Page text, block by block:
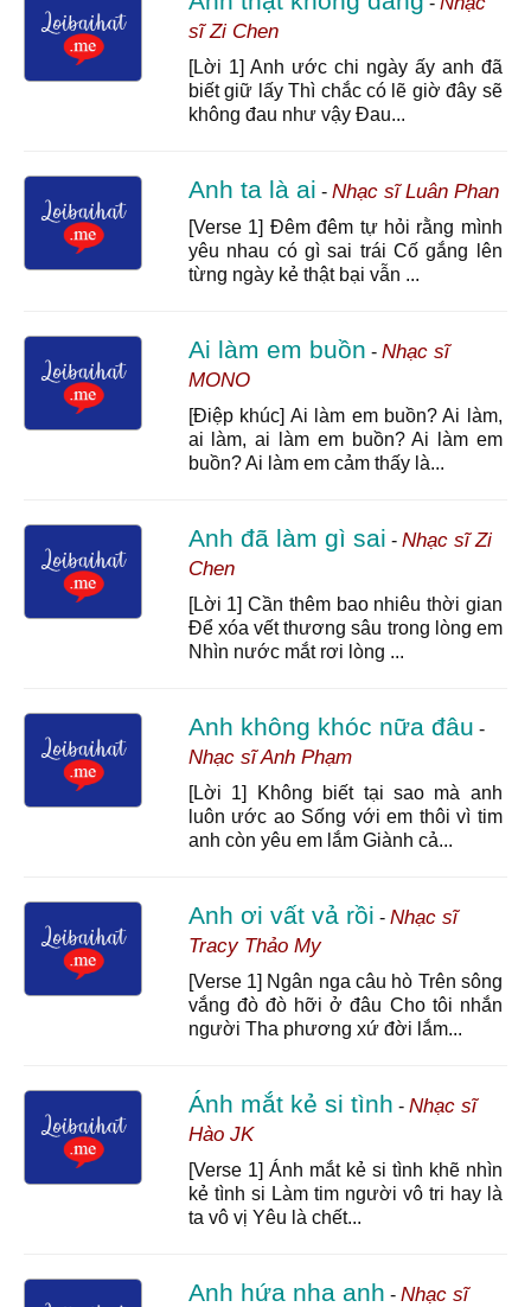
sĩ Zi Chen
[Lời 1] Anh ước chi ngày ấy anh đã
biết giữ lấy Thì chắc có lẽ giờ đây sẽ
không đau như vậy Đau...
Anh ta là ai - Nhạc sĩ Luân Phan
[Verse 1] Đêm đêm tự hỏi rằng mình
yêu nhau có gì sai trái Cố gắng lên
từng ngày kẻ thật bại vẫn ...
Ai làm em buồn - Nhạc sĩ
MONO
[Điệp khúc] Ai làm em buồn? Ai làm,
ai làm, ai làm em buồn? Ai làm em
buồn? Ai làm em cảm thấy là...
Anh đã làm gì sai - Nhạc sĩ Zi
Chen
[Lời 1] Cần thêm bao nhiêu thời gian
Để xóa vết thương sâu trong lòng em
Nhìn nước mắt rơi lòng ...
Anh không khóc nữa đâu -
Nhạc sĩ Anh Phạm
[Lời 1] Không biết tại sao mà anh
luôn ước ao Sống với em thôi vì tim
anh còn yêu em lắm Giành cả...
Anh ơi vất vả rồi - Nhạc sĩ
Tracy Thảo My
[Verse 1] Ngân nga câu hò Trên sông
vắng đò đò hỡi ở đâu Cho tôi nhắn
người Tha phương xứ đời lắm...
Ánh mắt kẻ si tình - Nhạc sĩ
Hào JK
[Verse 1] Ánh mắt kẻ si tình khẽ nhìn
kẻ tình si Làm tim người vô tri hay là
ta vô vị Yêu là chết...
Anh hứa nha anh - Nhạc sĩ